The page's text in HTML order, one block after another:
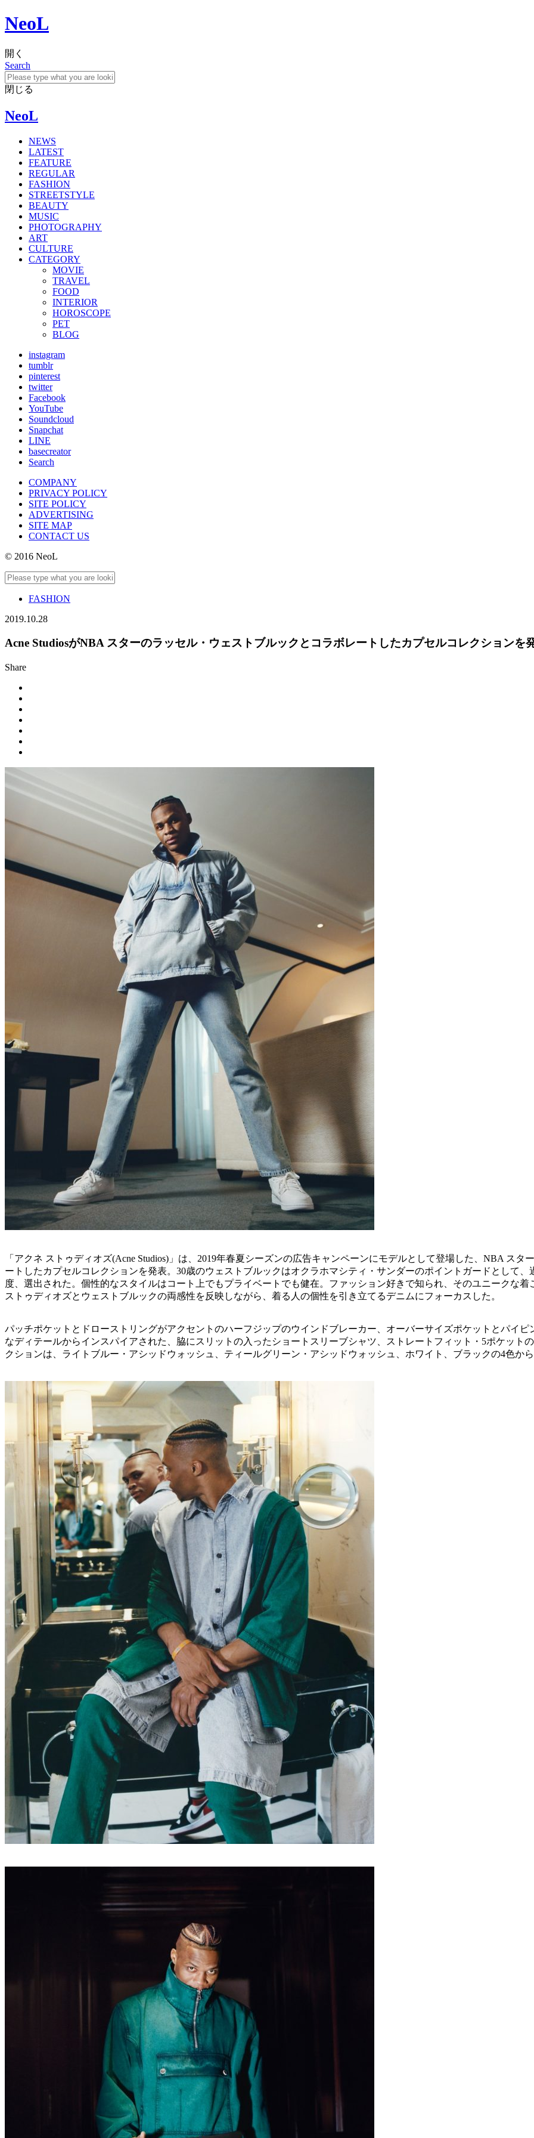
NeoL
開く
Search
閉じる
NeoL
NEWS
LATEST
FEATURE
REGULAR
FASHION
STREETSTYLE
BEAUTY
MUSIC
PHOTOGRAPHY
ART
CULTURE
CATEGORY
MOVIE
TRAVEL
FOOD
INTERIOR
HOROSCOPE
PET
BLOG
instagram
tumblr
pinterest
twitter
Facebook
YouTube
Soundcloud
Snapchat
LINE
basecreator
Search
COMPANY
PRIVACY POLICY
SITE POLICY
ADVERTISING
SITE MAP
CONTACT US
© 2016 NeoL
FASHION
2019.10.28
Acne StudiosがNBA スターのラッセル・ウェストブルックとコラボレートしたカプセルコレクションを
Share
「アクネ ストゥディオズ(Acne Studios)」は、2019年春夏シーズンの広告キャンペーンにモデルとして登場した、NBA スタ
ートしたカプセルコレクションを発表。30歳のウェストブルックはオクラホマシティ・サンダーのポイントガードとして
度、選出された。個性的なスタイルはコート上でもプライベートでも健在。ファッション好きで知られ、そのユニークな
ストゥディオズとウェストブルックの両感性を反映しながら、着る人の個性を引き立てるデニムにフォーカスした。
パッチポケットとドローストリングがアクセントのハーフジップのウインドブレーカー、オーバーサイズポケットとパイ
なディテールからインスパイアされた、脇にスリットの入ったショートスリーブシャツ、ストレートフィット・5ポケット
クションは、ライトブルー・アシッドウォッシュ、ティールグリーン・アシッドウォッシュ、ホワイト、ブラックの4色か